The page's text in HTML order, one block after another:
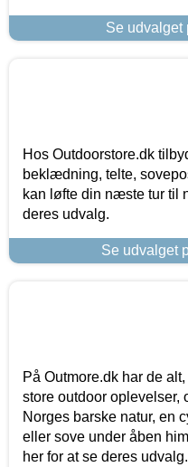
Se udvalget
Hos Outdoorstore.dk
beklædning, telte,
kan løfte din næste tur til
deres udvalg.
Se udvalget
På Outmore.dk har de
store outdoor oplevelser,
Norges barske natur, en
eller sove under åben
her for at se deres udvalg.